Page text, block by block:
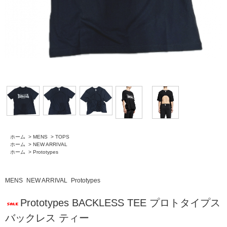
ホーム > MENS > TOPS
ホーム
> NEW ARRIVAL
ホーム
> Prototypes
MENS NEW ARRIVAL Prototypes
Prototypes BACKLESS TEE プロトタイプス
バックレス ティー